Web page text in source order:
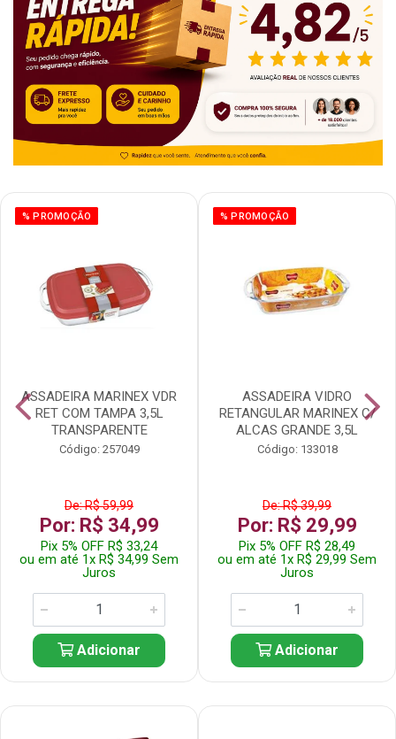
% PROMOÇÃO
ASSADEIRA MARINEX VDR
RET COM TAMPA 3,5L
TRANSPARENTE
Código: 257049
De: R$ 59,99
Por: R$ 34,99
Pix 5% OFF R$ 33,24
ou em até 1x R$ 34,99 Sem
Juros
Adicionar
% PROMOÇÃO
ASSADEIRA VIDRO
RETANGULAR MARINEX C/
ALCAS GRANDE 3,5L
Código: 133018
De: R$ 39,99
Por: R$ 29,99
Pix 5% OFF R$ 28,49
ou em até 1x R$ 29,99 Sem
Juros
Adicionar